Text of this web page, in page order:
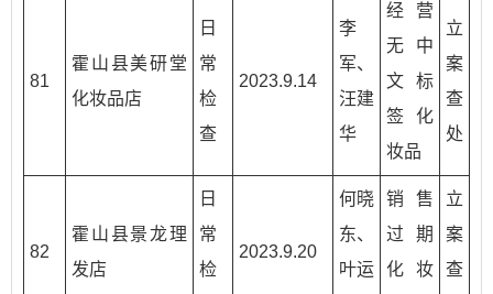
81
霍山县美研堂
化妆品店
日
常
检
查
2023.9.14
李
军、
汪建
华
经营
无中
文标
签化
妆品
立
案
查
处
82
霍山县景龙理
发店
日
常
检
2023.9.20
何晓
东、
叶运
销售
过期
化妆
立
案
查